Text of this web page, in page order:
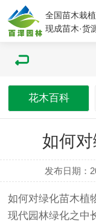
全国苗木栽
现成苗木·货
花木百科
如何
发布日期：
如何对绿化苗木植
现代园林绿化之中